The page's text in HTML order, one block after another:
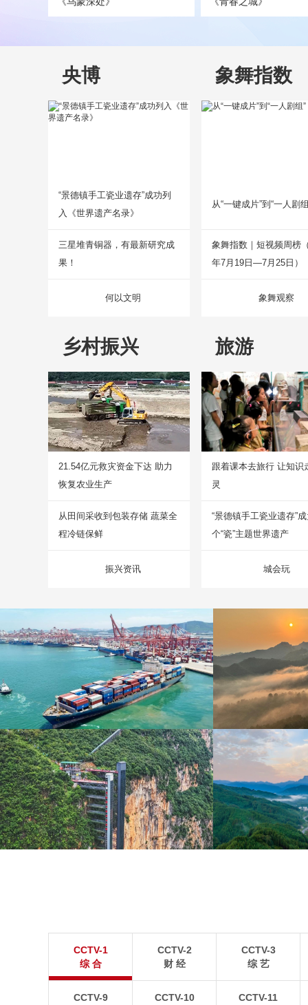
央博
“景德镇手工瓷业遗存”成功列
入《世界遗产名录》
三星堆青铜器，有最新研究成
果！
何以文明
象舞指数
从“一键成片”到“一人剧
象舞指数｜短视频周榜
年7月19日—7月25日）
象舞观察
乡村振兴
21.54亿元救灾资金下达 助力
恢复农业生产
从田间采收到包装存储 蔬菜全
程冷链保鲜
振兴资讯
旅游
跟着课本去旅行 让知识
灵
“景德镇手工瓷业遗存”
个“瓷”主题世界遗产
城会玩
青岛港今年新辟16条国际航线
8月5日，“科伦坡”轮缓缓驶离山东港口青岛港前湾联
河北承德：金山
8月6日，河北承德，
二号悬崖电梯“扶摇梯”近日正式投运，将山乡学子单
程3个多小时的求学路缩减至30分钟。
瓦屋山雄浑平顶与峨
CCTV-1
综 合
CCTV-2
财 经
CCTV-3
综 艺
CCTV-9
CCTV-10
CCTV-11